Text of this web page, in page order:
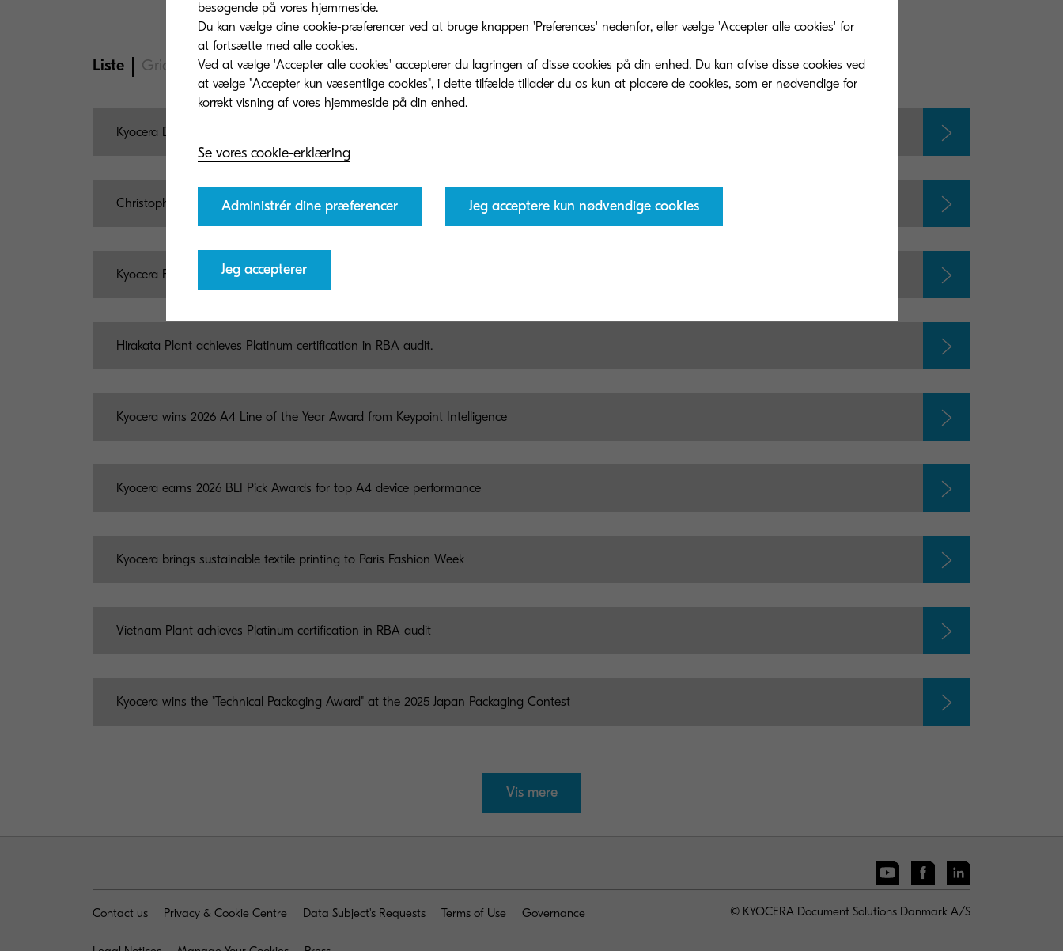
Liste Grid
Kyocera Document Solutions brings sustainable textile technology to FESPA Barcelona 2026
Christopher Rheidt appointed President of Kyocera Document Solutions Europe Management B.V
Kyocera FOREARTH printer at THE GENTLEMAN exhibition, Milan
Hirakata Plant achieves Platinum certification in RBA audit.
Kyocera wins 2026 A4 Line of the Year Award from Keypoint Intelligence
Kyocera earns 2026 BLI Pick Awards for top A4 device performance
Kyocera brings sustainable textile printing to Paris Fashion Week
Vietnam Plant achieves Platinum certification in RBA audit
Kyocera wins the "Technical Packaging Award" at the 2025 Japan Packaging Contest
Vis mere
Contact us Privacy & Cookie Centre Data Subject's Requests Terms of Use Governance © KYOCERA Document Solutions Danmark A/S
besøgende på vores hjemmeside.
Du kan vælge dine cookie-præferencer ved at bruge knappen 'Preferences' nedenfor, eller vælge 'Accepter alle cookies' for
at fortsætte med alle cookies.
Ved at vælge 'Accepter alle cookies' accepterer du lagringen af ​​disse cookies på din enhed. Du kan afvise disse cookies ved
at vælge "Accepter kun væsentlige cookies", i dette tilfælde tillader du os kun at placere de cookies, som er nødvendige for
korrekt visning af vores hjemmeside på din enhed.
Se vores cookie-erklæring
Administrér dine præferencer Jeg acceptere kun nødvendige cookies
Jeg accepterer